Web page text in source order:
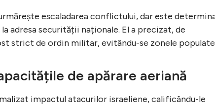
escaladarea conflictului, dar este
adresa securității naționale. El a precizat, de
strict de ordin militar, evitându-se zonele
de apărare aeriană
impactul atacurilor israeliene, calificându-le